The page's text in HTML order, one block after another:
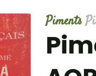
Piments